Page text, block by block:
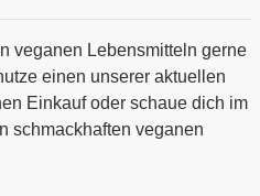
veganen Lebensmitteln gerne
einen unserer aktuellen
Einkauf oder schaue dich im
schmackhaften veganen